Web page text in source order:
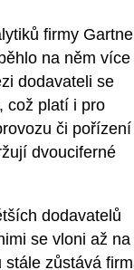
firmy
na něm více
dodavateli se
což platí i pro
či
dvouciferné
dodavatelů
se vloni až na
stále zůstává